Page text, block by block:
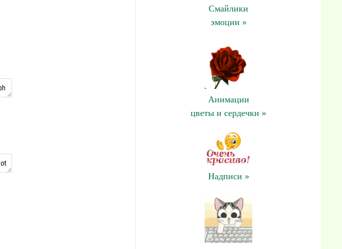
Смайлики
эмоции »
Анимации
цветы и сердечки »
Надписи »